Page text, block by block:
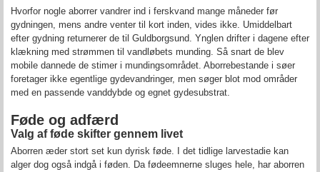
Hvorfor nogle aborrer vandrer ind i ferskvand mange måneder før
gydningen, mens andre venter til kort inden, vides ikke. Umiddelbart
efter gydning returnerer de til Guldborgsund. Ynglen drifter i dagene efter
klækning med strømmen til vandløbets munding. Så snart de blev
mobile dannede de stimer i mundingsområdet. Aborrebestande i søer
foretager ikke egentlige gydevandringer, men søger blot mod områder
med en passende vanddybde og egnet gydesubstrat.
Føde og adfærd
Valg af føde skifter gennem livet
Aborren æder stort set kun dyrisk føde. I det tidlige larvestadie kan
alger dog også indgå i føden. Da fødeemnerne sluges hele, har aborren